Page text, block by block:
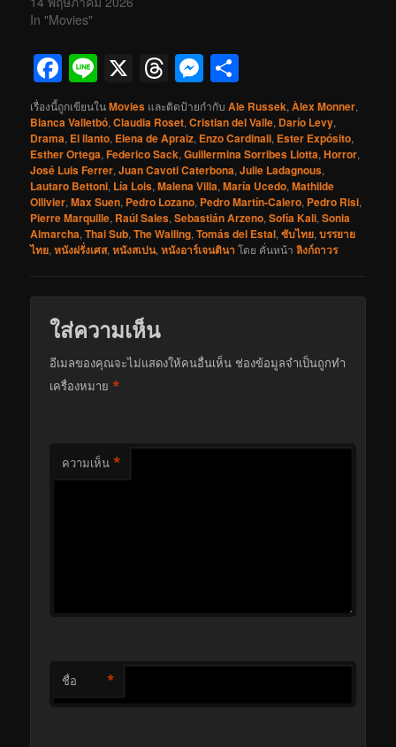
In "Movies"
Facebook
Line
X Threads
Messenger
เรื่องนี้ถูกเขียนในMovies และติดป้ายกำกับAle Russek,Àlex Monner,
Blanca Valletbó,Claudia Roset,Cristian del Valle, Darío Levy,
Drama, El llanto, Elena de Apraiz, Enzo Cardinali, Ester Expósito,
Esther Ortega,Federico Sack,Guillermina Sorribes Liotta,Horror,
José Luis Ferrer,Juan Cavoti Caterbona,Julie Ladagnous,
Lautaro Bettoni, Lía Lois,Malena Villa,María Ucedo,Mathilde
Ollivier,Max Suen, Pedro Lozano, Pedro Martín-Calero, Pedro Risi,
Pierre Marquille, Raúl Sales,Sebastián Arzeno,Sofía Kali,Sonia
Almarcha,Thai Sub,The Wailing,Tomás del Estal,ซับไทย,บรรยาย
ไทย,หนังฝรั่งเศส,หนังสเปน,หนังอาร์เจนตินา โดย คั่นหน้าลิงก์ถาวร
ใส่ความเห็น
อีเมลของคุณจะไม่แสดงให้คนอื่นเห็น ช่องข้อมูลจำเป็นถูกทำ
เครื่องหมาย*
ความเห็น *
ชื่อ *